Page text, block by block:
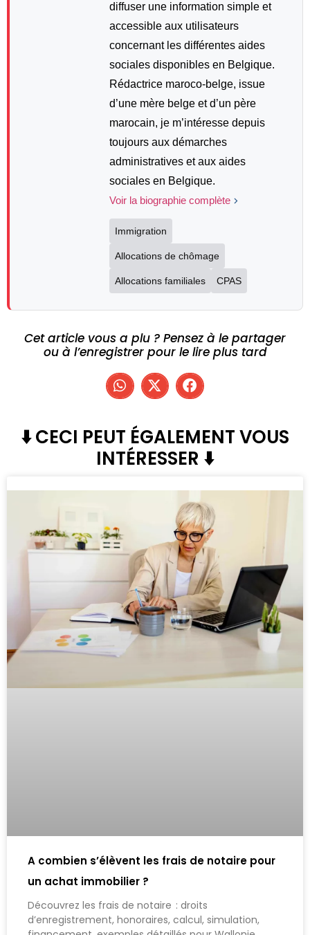
diffuser une information simple et
accessible aux utilisateurs
concernant les différentes aides
sociales disponibles en Belgique.
Rédactrice maroco-belge, issue
d’une mère belge et d’un père
marocain, je m’intéresse depuis
toujours aux démarches
administratives et aux aides
sociales en Belgique.
Voir la biographie complète
Immigration
Allocations de chômage
Allocations familiales CPAS
Cet article vous a plu ? Pensez à le partager
ou à l’enregistrer pour le lire plus tard
⬇️ CECI PEUT ÉGALEMENT VOUS
INTÉRESSER ⬇️
A combien s’élèvent les frais de notaire pour
un achat immobilier ?
Découvrez les frais de notaire : droits
d’enregistrement, honoraires, calcul, simulation,